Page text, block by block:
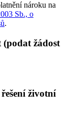
nároku na
Sb., o
.
žádost
životní